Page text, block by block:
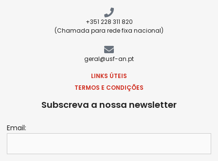
+351 228 311 820
(Chamada para rede fixa nacional)
geral@usf-an.pt
LINKS ÚTEIS
TERMOS E CONDIÇÕES
Subscreva a nossa newsletter
Email: